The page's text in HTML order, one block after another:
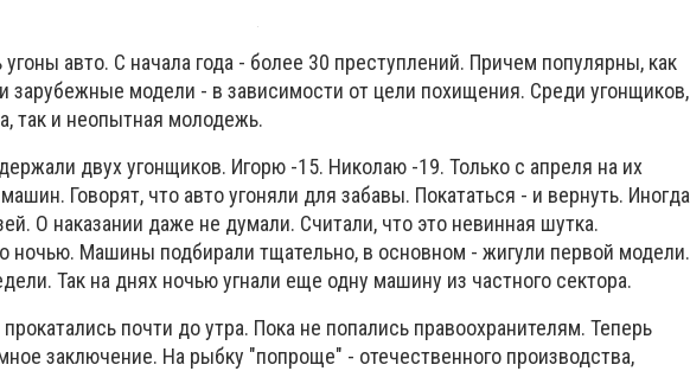
угоны авто. С начала года - более 30 преступлений. Причем популярны, как
зарубежные модели - в зависимости от цели похищения. Среди угонщиков,
так и неопытная молодежь.
двух угонщиков. Игорю -15. Николаю -19. Только с апреля на их
Говорят, что авто угоняли для забавы. Покататься - и вернуть. Иногда
О наказании даже не думали. Считали, что это невинная шутка.
ночью. Машины подбирали тщательно, в основном - жигули первой модели.
Так на днях ночью угнали еще одну машину из частного сектора.
почти до утра. Пока не попались правоохранителям. Теперь
заключение. На рыбку "попроще" - отечественного производства,